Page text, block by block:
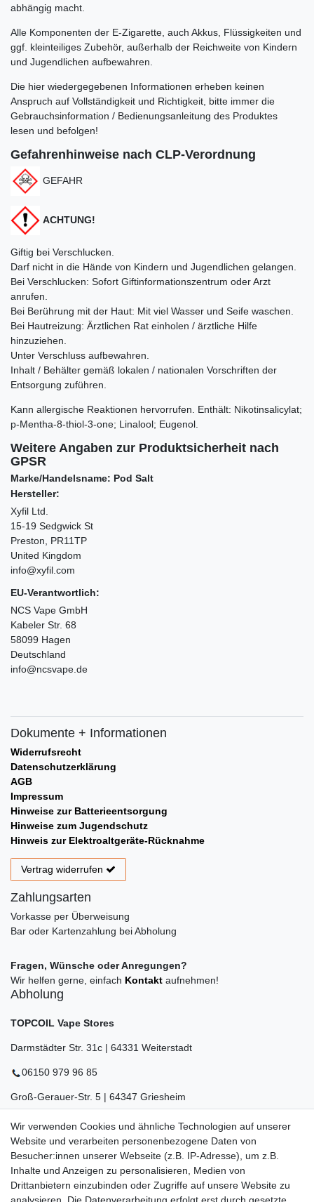
abhängig macht.
Alle Komponenten der E-Zigarette, auch Akkus, Flüssigkeiten und
ggf. kleinteiliges Zubehör, außerhalb der Reichweite von Kindern
und Jugendlichen aufbewahren.
Die hier wiedergegebenen Informationen erheben keinen
Anspruch auf Vollständigkeit und Richtigkeit, bitte immer die
Gebrauchsinformation / Bedienungsanleitung des Produktes
lesen und befolgen!
Gefahrenhinweise nach CLP-Verordnung
GEFAHR
ACHTUNG!
Giftig bei Verschlucken.
Darf nicht in die Hände von Kindern und Jugendlichen gelangen.
Bei Verschlucken: Sofort Giftinformationszentrum oder Arzt
anrufen.
Bei Berührung mit der Haut: Mit viel Wasser und Seife waschen.
Bei Hautreizung: Ärztlichen Rat einholen / ärztliche Hilfe
hinzuziehen.
Unter Verschluss aufbewahren.
Inhalt / Behälter gemäß lokalen / nationalen Vorschriften der
Entsorgung zuführen.
Kann allergische Reaktionen hervorrufen. Enthält: Nikotinsalicylat;
p-Mentha-8-thiol-3-one; Linalool; Eugenol.
Weitere Angaben zur Produktsicherheit nach
GPSR
Marke/Handelsname: Pod Salt
Hersteller:
Xyfil Ltd.
15-19 Sedgwick St
Preston, PR11TP
United Kingdom
info@xyfil.com
EU-Verantwortlich:
NCS Vape GmbH
Kabeler Str. 68
58099 Hagen
Deutschland
info@ncsvape.de
Dokumente + Informationen
Widerrufsrecht
Datenschutzerklärung
AGB
Impressum
Hinweise zur Batterieentsorgung
Hinweise zum Jugendschutz
Hinweis zur Elektroaltgeräte-Rücknahme
Vertrag widerrufen
Zahlungsarten
Vorkasse per Überweisung
Bar oder Kartenzahlung bei Abholung
Fragen, Wünsche oder Anregungen?
Wir helfen gerne, einfach Kontakt aufnehmen!
Abholung
TOPCOIL Vape Stores
Darmstädter Str. 31c | 64331 Weiterstadt
06150 979 96 85
Groß-Gerauer-Str. 5 | 64347 Griesheim
06155 834 88 58
Eberstädter Str. 21 | 64319 Pfungstadt
06157 984 88 55
Öffnungszeiten finden Sie hier: www.topcoil.de
Wir verwenden Cookies und ähnliche Technologien auf unserer
Website und verarbeiten personenbezogene Daten von
Besucher:innen unserer Webseite (z.B. IP-Adresse), um z.B.
Inhalte und Anzeigen zu personalisieren, Medien von
Drittanbietern einzubinden oder Zugriffe auf unsere Website zu